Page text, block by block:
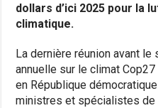
dollars d’ici 2025 pour la
climatique.
La dernière réunion avant
annuelle sur le climat
en République
ministres et spécialistes de